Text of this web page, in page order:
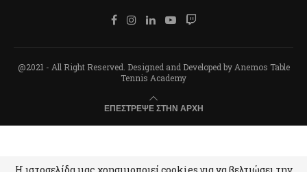
@2021 - All Right Reserved. Designed and Developed by Anemos Table
Tennis Academy
ΕΠΈΣΤΡΕΨΕ ΣΤΗΝ ΑΡΧΉ